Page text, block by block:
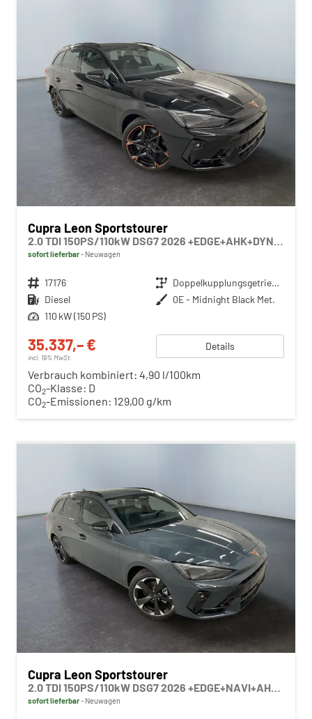
Cupra Leon Sportstourer
2.0 TDI 150PS/110kW DSG7 2026 +EDGE+AHK+DYNAMIC DESIGN+INTEL. DRIVE+ERW. GARANTIE+NOTRAD
sofort lieferbar Neuwagen
Fahrzeugnr. 17176 Getriebe
Doppelkupplungsgetriebe (DSG)
Kraftstoff Diesel Außenfarbe 0E - Midnight Black Met.
Leistung 110 kW (150 PS)
35.337,– €
incl. 19% MwSt.
Details
Verbrauch kombiniert: 4,90 l/100km
CO2-Klasse: D
CO2-Emissionen: 129,00 g/km
Cupra Leon Sportstourer
2.0 TDI 150PS/110kW DSG7 2026 +EDGE+NAVI+AHK+MATRIX+360+DYNAMIC DESIGN+INTELLIGENT DRIVE+
sofort lieferbar Neuwagen